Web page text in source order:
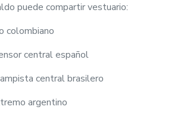
puede compartir vestuario:
colombiano
central español
central brasilero
argentino